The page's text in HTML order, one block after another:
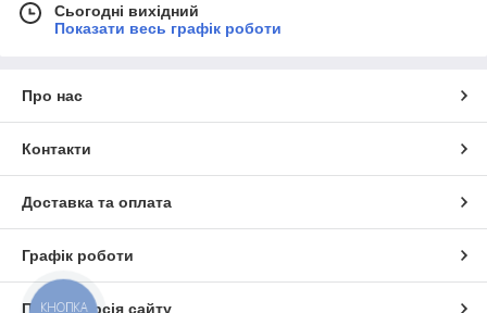
Сьогодні вихідний
Показати весь графік роботи
Про нас
Контакти
Доставка та оплата
Графік роботи
Повна версія сайту
КНОПКА